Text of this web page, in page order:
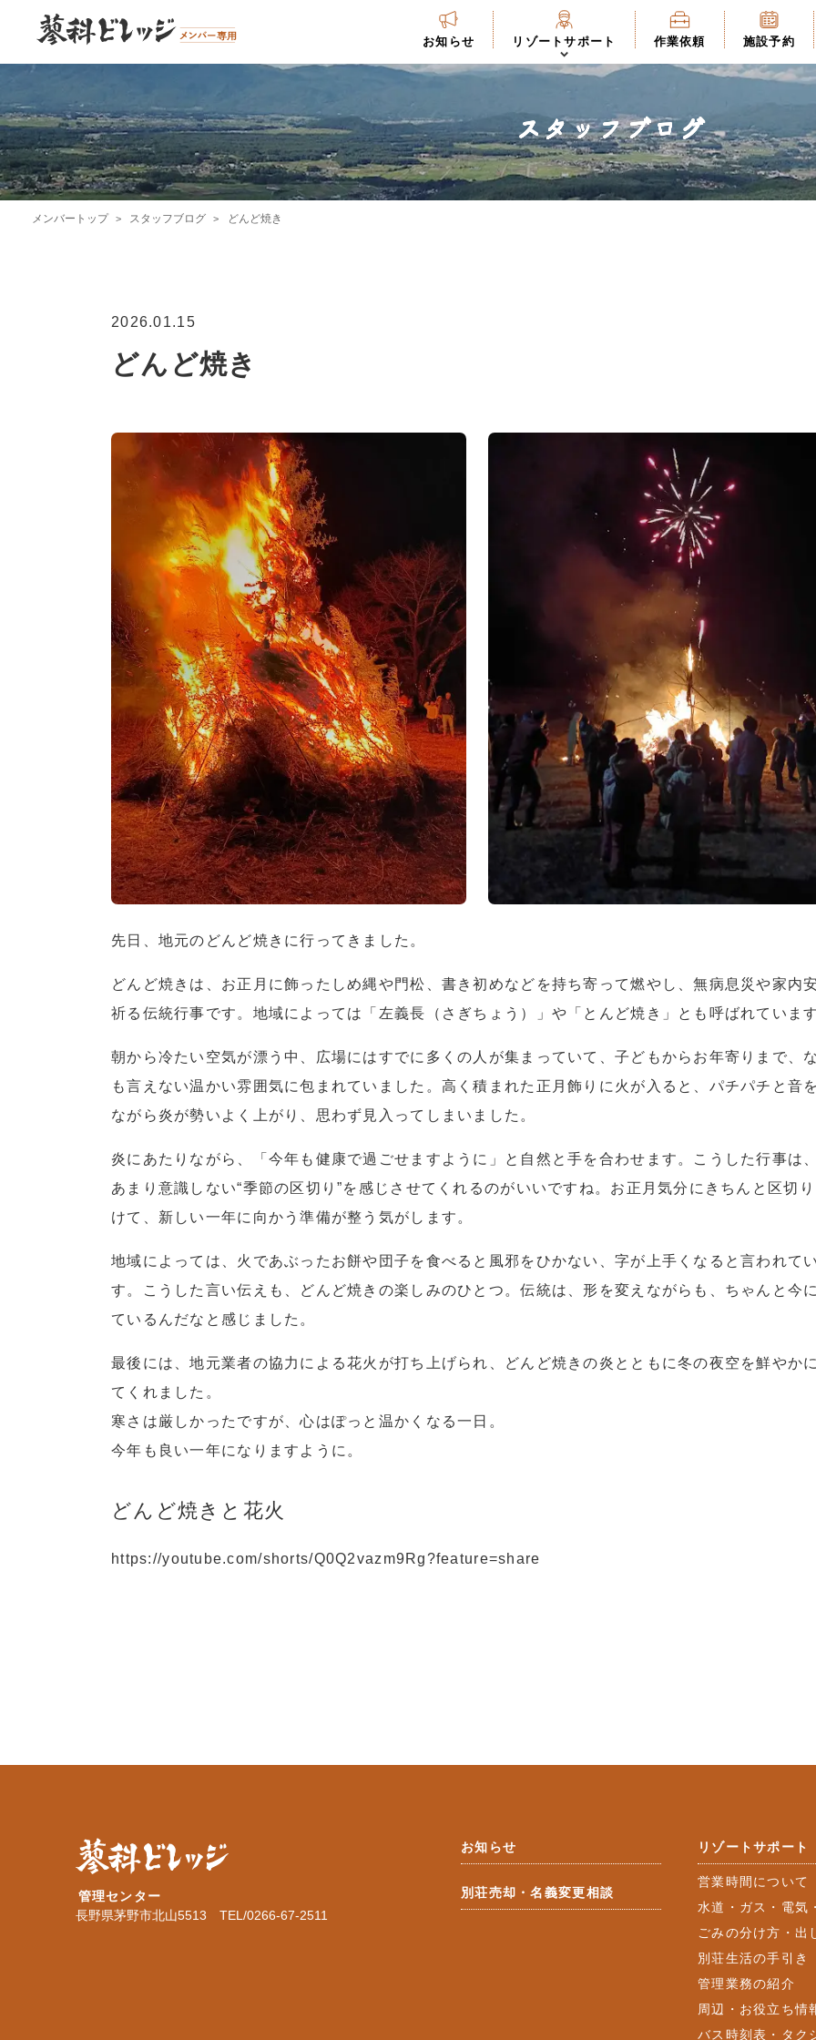
お知らせ リゾートサポート 作業依頼 施設予約
スタッフブログ
メンバートップ スタッフブログ どんど焼き
2026.01.15
どんど焼き
先日、地元のどんど焼きに行ってきました。
どんど焼きは、お正月に飾ったしめ縄や門松、書き初めなどを持ち寄って燃やし、無病息災や家内
祈る伝統行事です。地域によっては「左義長（さぎちょう）」や「とんど焼き」とも呼ばれています
朝から冷たい空気が漂う中、広場にはすでに多くの人が集まっていて、子どもからお年寄りまで、
も言えない温かい雰囲気に包まれていました。高く積まれた正月飾りに火が入ると、パチパチと音
ながら炎が勢いよく上がり、思わず見入ってしまいました。
炎にあたりながら、「今年も健康で過ごせますように」と自然と手を合わせます。こうした行事は
あまり意識しない“季節の区切り”を感じさせてくれるのがいいですね。お正月気分にきちんと区切
けて、新しい一年に向かう準備が整う気がします。
地域によっては、火であぶったお餅や団子を食べると風邪をひかない、字が上手くなると言われて
す。こうした言い伝えも、どんど焼きの楽しみのひとつ。伝統は、形を変えながらも、ちゃんと今
ているんだなと感じました。
最後には、地元業者の協力による花火が打ち上げられ、どんど焼きの炎とともに冬の夜空を鮮やか
てくれました。
寒さは厳しかったですが、心はぽっと温かくなる一日。
今年も良い一年になりますように。
どんど焼きと花火
https://youtube.com/shorts/Q0Q2vazm9Rg?feature=share
管理センター
長野県茅野市北山5513 TEL/0266-67-2511
お知らせ
別荘売却・名義変更相談
リゾートサポート
営業時間について
水道・ガス・電気
ごみの分け方・出
別荘生活の手引き
管理業務の紹介
周辺・お役立ち情
バス時刻表・タク